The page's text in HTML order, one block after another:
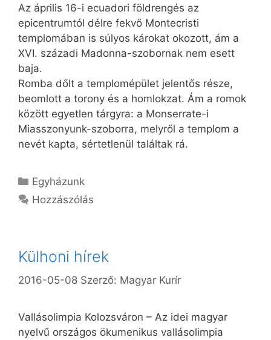
Az április 16-i ecuadori földrengés az
epicentrumtól délre fekvő Montecristi
templomában is súlyos károkat okozott, ám a
XVI. századi Madonna-szobornak nem esett
baja.
Romba dőlt a templomépület jelentős része,
beomlott a torony és a homlokzat. Ám a romok
között egyetlen tárgyra: a Monserrate-i
Miasszonyunk-szoborra, melyről a templom a
nevét kapta, sértetlenül találtak rá.
Kategória
Egyházunk
Hozzászólás
Külhoni hírek
2016-05-08 Szerző: Magyar Kurír
Vallásolimpia Kolozsváron – Az idei magyar
nyelvű országos ökumenikus vallásolimpia